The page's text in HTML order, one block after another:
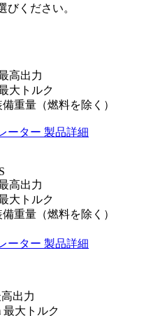
びください。
高出力
大トルク
備重量（燃料を除く）
ーター 製品詳細
高出力
大トルク
備重量（燃料を除く）
ーター 製品詳細
出力
最大トルク